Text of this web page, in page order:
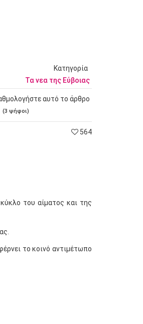
Κατηγορία
Τα νεα της Εύβοιας
αυτό το άρθρο
(3 ψήφοι)
564
του αίματος και της
το κοινό αντιμέτωπο